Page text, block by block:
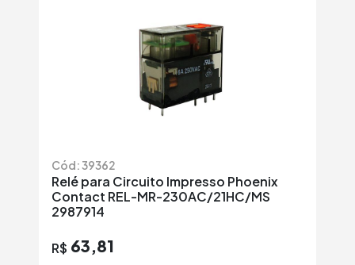
Cód: 39362
Relé para Circuito Impresso Phoenix
Contact REL-MR-230AC/21HC/MS
2987914
R$ 63,81